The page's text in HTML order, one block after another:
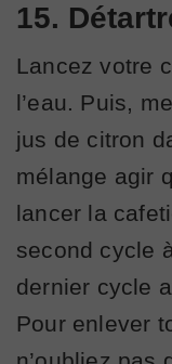
15.
Lancez votre
l’eau. Puis,
jus de citron
mélange agir
lancer la
second cycle
dernier cycle
Pour enlever